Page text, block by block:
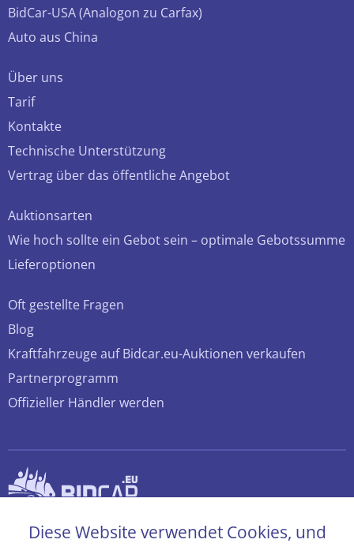
BidCar-USA (Analogon zu Carfax)
Auto aus China
Über uns
Tarif
Kontakte
Technische Unterstützung
Vertrag über das öffentliche Angebot
Auktionsarten
Wie hoch sollte ein Gebot sein – optimale Gebotssumme
Lieferoptionen
Oft gestellte Fragen
Blog
Kraftfahrzeuge auf Bidcar.eu-Auktionen verkaufen
Partnerprogramm
Offizieller Händler werden
© 2026 bidcar.eu
Alle Rechte sind vorbehalten
Diese Website verwendet Cookies, und